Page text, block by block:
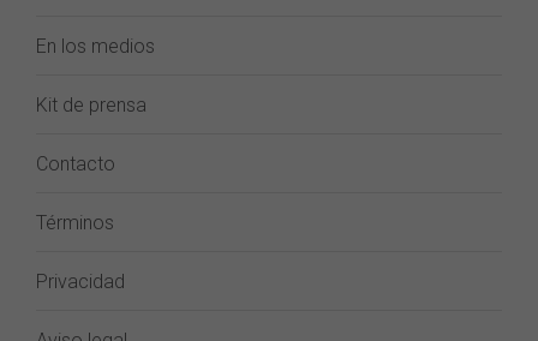
En los medios
Kit de prensa
Contacto
Términos
Privacidad